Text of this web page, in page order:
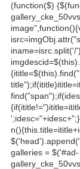
(function($)
galleries = $('#ad-